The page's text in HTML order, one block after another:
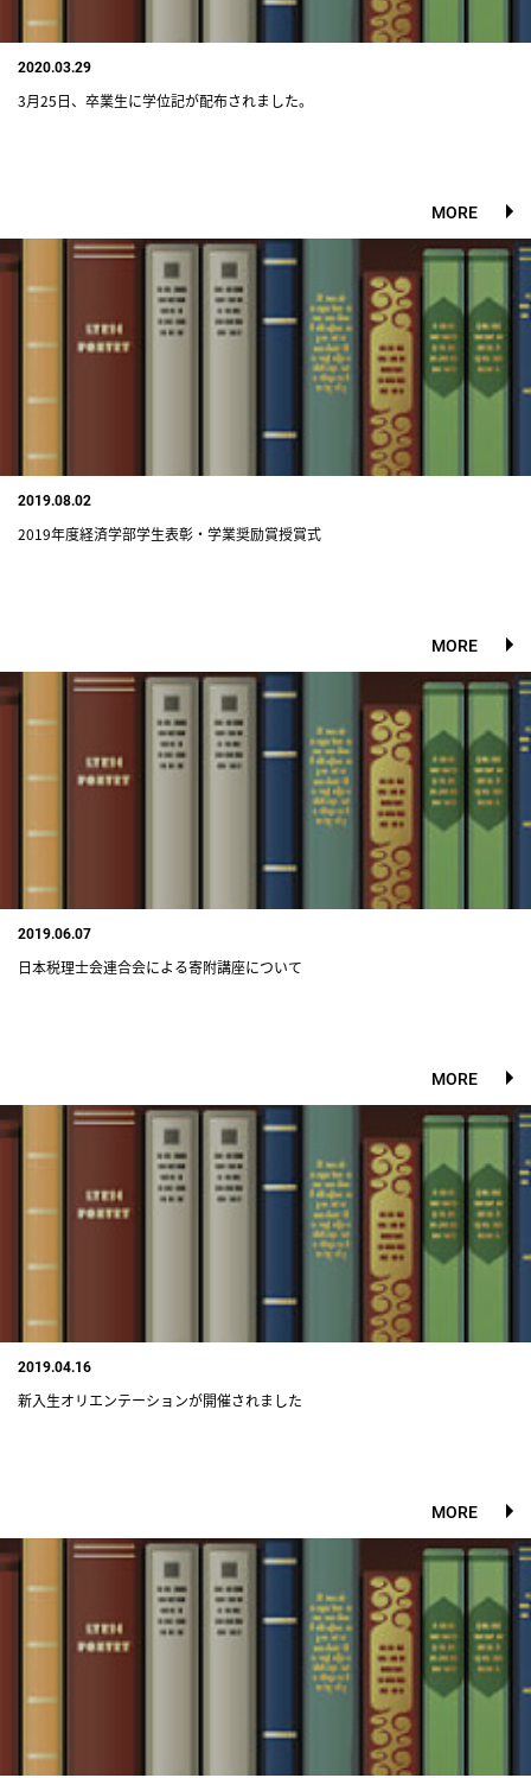
2020.03.29
3月25日、卒業生に学位記が配布されました。
MORE
2019.08.02
2019年度経済学部学生表彰・学業奨励賞授賞式
MORE
2019.06.07
日本税理士会連合会による寄附講座について
MORE
2019.04.16
新入生オリエンテーションが開催されました
MORE